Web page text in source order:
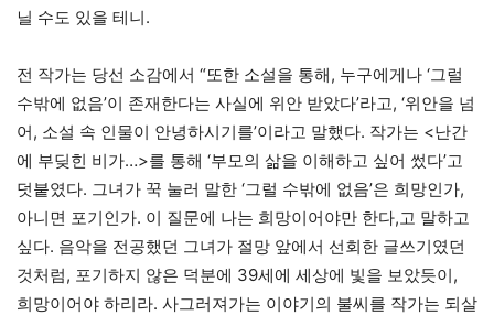
닐 수도 있을 테니.
전 작가는 당선 소감에서 “또한 소설을 통해, 누구에게나 ‘그럴
수밖에 없음’이 존재한다는 사실에 위안 받았다’라고, ‘위안을 넘
어, 소설 속 인물이 안녕하시기를’이라고 말했다. 작가는 <난간
에 부딪힌 비가…>를 통해 ‘부모의 삶을 이해하고 싶어 썼다’고
덧붙였다. 그녀가 꾹 눌러 말한 ‘그럴 수밖에 없음’은 희망인가,
아니면 포기인가. 이 질문에 나는 희망이어야만 한다,고 말하고
싶다. 음악을 전공했던 그녀가 절망 앞에서 선회한 글쓰기였던
것처럼, 포기하지 않은 덕분에 39세에 세상에 빛을 보았듯이,
희망이어야 하리라. 사그러져가는 이야기의 불씨를 작가는 되살